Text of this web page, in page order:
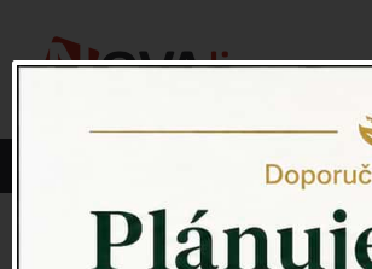
Vyberte si kategorii:
PÍTKO PRO PTÁKY